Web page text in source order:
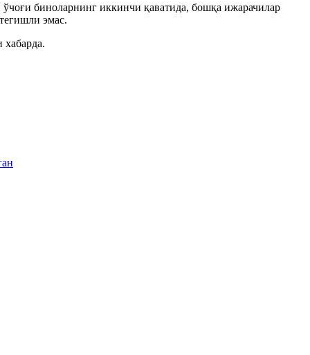
биноларнинг иккинчи қаватида, бошқа ижарачилар
эмас.